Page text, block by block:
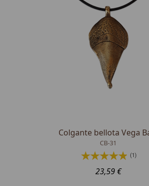
Colgante bellota Vega
CB-31
(1)
23,59 €